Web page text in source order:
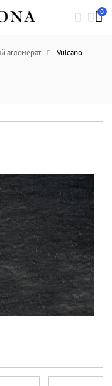
0
агломерат Vulcano